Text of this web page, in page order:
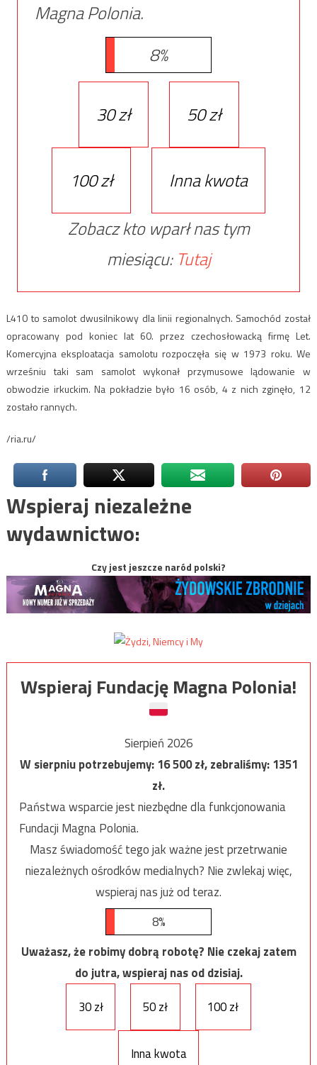
Magna Polonia.
8%
30 zł 50 zł
100 zł
Inna kwota
Zobacz kto wparł nas tym
miesiącu: Tutaj
L410 to samolot dwusilnikowy dla linii regionalnych. Samochód został
opracowany pod koniec lat 60. przez czechosłowacką firmę Let.
Komercyjna eksploatacja samolotu rozpoczęła się w 1973 roku. We
wrześniu taki sam samolot wykonał przymusowe lądowanie w
obwodzie irkuckim. Na pokładzie było 16 osób, 4 z nich zginęło, 12
zostało rannych.
/ria.ru/
Wspieraj niezależne
wydawnictwo:
Czy jest jeszcze naród polski?
Wspieraj Fundację Magna Polonia!
Sierpień 2026
W sierpniu potrzebujemy:16 500zł, zebraliśmy:1351
zł.
Państwa wsparcie jest niezbędne dla funkcjonowania
Fundacji Magna Polonia.
Masz świadomość tego jak ważne jest przetrwanie
niezależnych ośrodków medialnych? Nie zwlekaj więc,
wspieraj nas już od teraz.
8%
Uważasz, że robimy dobrą robotę? Nie czekaj zatem
do jutra, wspieraj nas od dzisiaj.
30 zł
50 zł 100 zł
Inna kwota